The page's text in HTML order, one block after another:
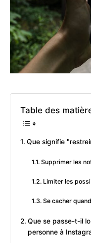
Table des
Que signifie
Supprimer les
Limiter les
Se cacher
Que se passe-t-il
personne à